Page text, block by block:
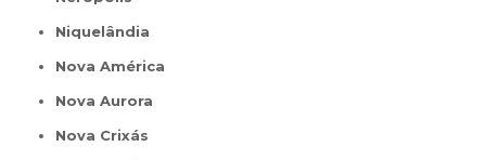
Niquelândia
Nova América
Nova Aurora
Nova Crixás